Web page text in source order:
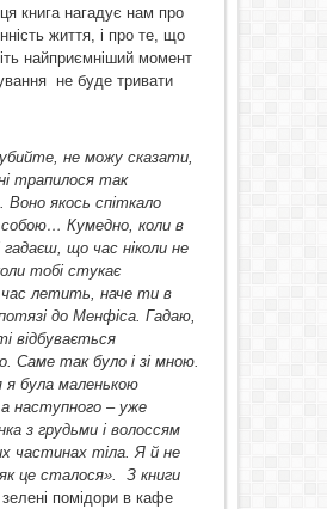
книга нагадує нам про
життя, і про те, що
найприємніший момент
не буде тривати
не можу сказати,
трапилося так
Воно якось спіткало
Кумедно, коли в
що час ніколи не
тобі стукає
летить, наче ти в
до Менфіса. Гадаю,
відбувається
Саме так було і зі мною.
я була маленькою
а наступного – уже
з грудьми і волоссям
частинах тіла. Я й не
це сталося». З книги
помідори в кафе